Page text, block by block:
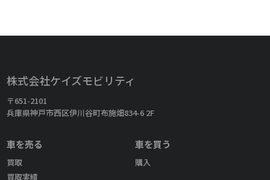
株式会社ケイズモビリティ
〒651-2101
兵庫県神戸市西区伊川谷町布施畑834-6 2F
車を売る
買取
買取実績
車を買う
購入